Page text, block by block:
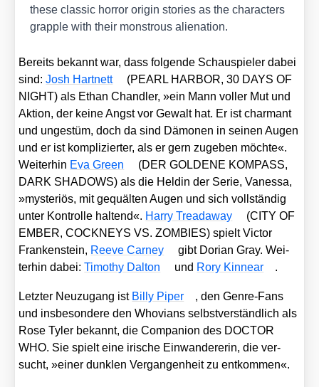
the­se clas­sic hor­ror ori­gin sto­ries as the cha­rac­ters
grapp­le with their mons­trous ali­en­ati­on.
Bereits bekannt war, dass fol­gen­de Schau­spie­ler dabei
sind:Josh Hart­nett
(PEARL HARBOR, 30 DAYS OF
NIGHT) als Ethan Chand­ler, »ein Mann vol­ler Mut und
Akti­on, der kei­ne Angst vor Gewalt hat. Er ist char­mant
und unge­stüm, doch da sind Dämo­nen in sei­nen Augen
und er ist kom­pli­zier­ter, als er gern zuge­ben möch­te«.
Wei­ter­hin Eva Green
(DER GOLDENE KOMPASS,
DARK SHADOWS) als die Hel­din der Serie, Vanes­sa,
»mys­te­ri­ös, mit gequäl­ten Augen und sich voll­stän­dig
unter Kon­trol­le hal­tend«. Har­ry Tre­a­da­way
(CITY OF
EMBER, COCKNEYS VS. ZOMBIES) spielt Vic­tor
Fran­ken­stein, Ree­ve Car­ney
gibt Dori­an Gray. Wei­
ter­hin dabei:Timo­thy Dal­ton und Rory Kin­ne­ar .
Letz­ter Neu­zu­gang ist Bil­ly Piper
, den Gen­re-Fans
und ins­be­son­de­re den Who­vi­ans selbst­ver­ständ­lich als
Rose Tyler bekannt, die Com­pa­n­ion des DOCTOR
WHO. Sie spielt eine iri­sche Ein­wan­de­re­rin, die ver­
sucht, »einer dunk­len Ver­gan­gen­heit zu ent­kom­men«.